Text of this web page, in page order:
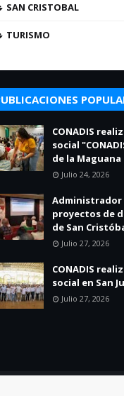
SAN CRISTOBAL
TURISMO
CONADIS
social
de la Maguana
Julio 24, 2026
Administrador
proyectos de
de San
Julio 27, 2026
CONADIS
social en San
Julio 27, 2026